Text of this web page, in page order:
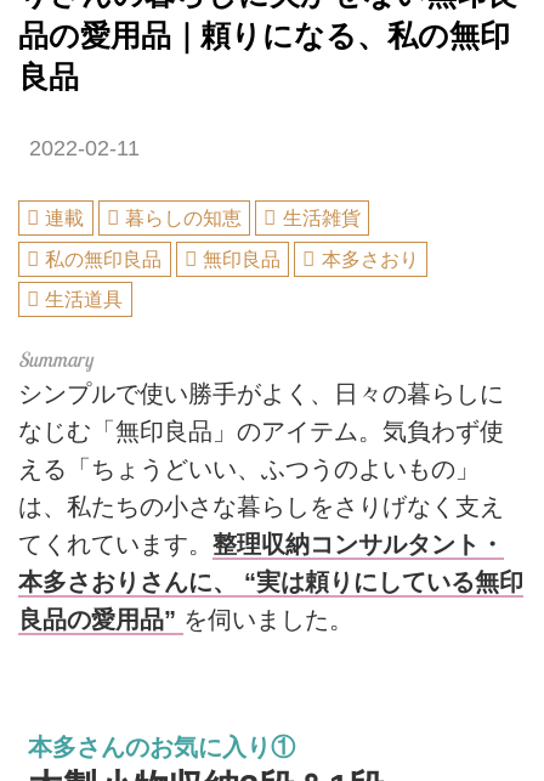
品の愛用品｜頼りになる、私の無印
良品
2022-02-11
連載 暮らしの知恵
生活雑貨
私の無印良品
無印良品
本多さおり
生活道具
シンプルで使い勝手がよく、日々の暮らしに
なじむ「無印良品」のアイテム。気負わず使
える「ちょうどいい、ふつうのよいもの」
は、私たちの小さな暮らしをさりげなく支え
てくれています。 整理収納コンサルタント・
本多さおりさんに、 “実は頼りにしている無印
良品の愛用品” を伺いました。
本多さんのお気に入り①